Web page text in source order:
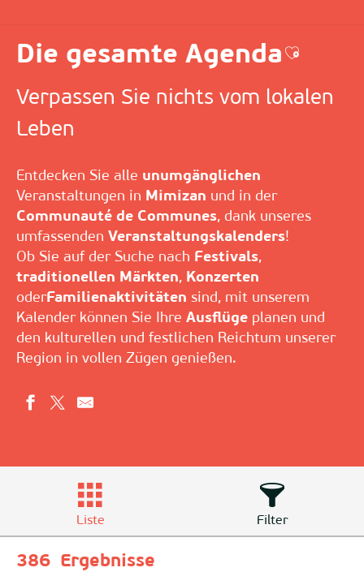
Die gesamte Agenda Ajouter
Verpassen Sie nichts vom lokalen
Leben
Entdecken Sie alle unumgänglichen
Veranstaltungen in Mimizan und in der
Communauté de Communes, dank unseres
umfassenden Veranstaltungskalenders!
Ob Sie auf der Suche nach Festivals,
traditionellen Märkten, Konzerten
oderFamilienaktivitäten sind, mit unserem
Kalender können Sie Ihre Ausflüge planen und
den kulturellen und festlichen Reichtum unserer
Region in vollen Zügen genießen.
Liste Filter
386 Ergebnisse